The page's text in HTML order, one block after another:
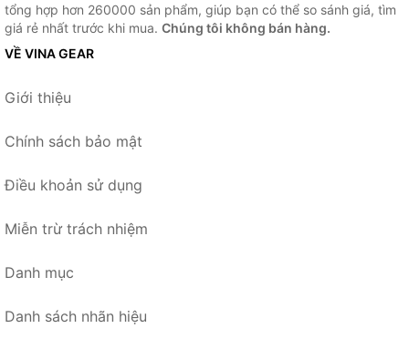
tổng hợp hơn 260000 sản phẩm, giúp bạn có thể so sánh giá, tìm
giá rẻ nhất trước khi mua. Chúng tôi không bán hàng.
VỀ VINA GEAR
Giới thiệu
Chính sách bảo mật
Điều khoản sử dụng
Miễn trừ trách nhiệm
Danh mục
Danh sách nhãn hiệu